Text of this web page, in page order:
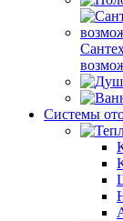
Системы